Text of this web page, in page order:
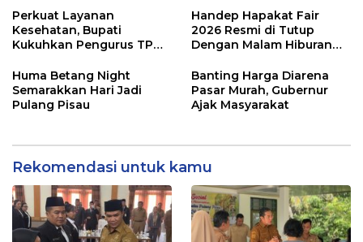
Perkuat Layanan
Kesehatan, Bupati
Kukuhkan Pengurus TP
Handep Hapakat Fair
2026 Resmi di Tutup
Dengan Malam Hiburan
Huma Betang Night
Semarakkan Hari Jadi
Pulang Pisau
Banting Harga Diarena
Pasar Murah, Gubernur
Ajak Masyarakat
Rekomendasi untuk kamu